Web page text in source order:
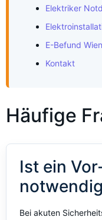
Elektriker
E-Befund Wien
Kontakt
Häufige
Ist ein
Bei akuten